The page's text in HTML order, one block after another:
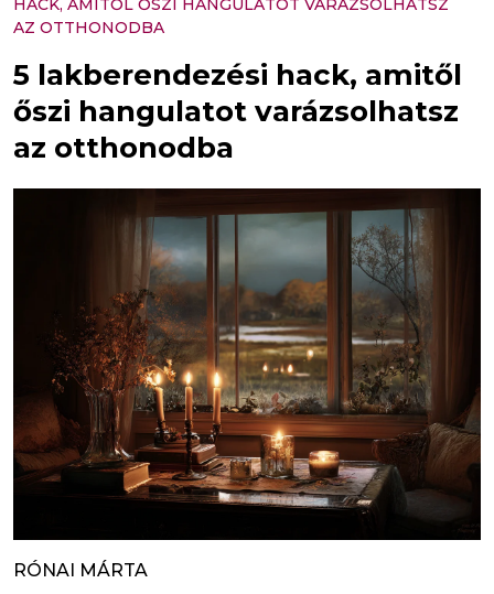
HACK, AMITŐL ŐSZI HANGULATOT VARÁZSOLHATSZ
AZ OTTHONODBA
5 lakberendezési hack, amitől
őszi hangulatot varázsolhatsz
az otthonodba
RÓNAI MÁRTA